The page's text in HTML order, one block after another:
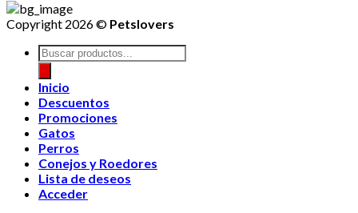
Copyright 2026 © Petslovers
Búsqueda
de
productos
Inicio
Descuentos
Promociones
Gatos
Perros
Conejos y Roedores
Lista de deseos
Acceder